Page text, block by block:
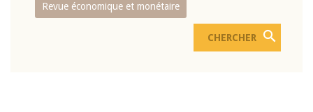
Revue économique et monétaire